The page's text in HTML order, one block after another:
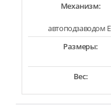
Механизм:
автоподзаводом
Размеры:
Вес: